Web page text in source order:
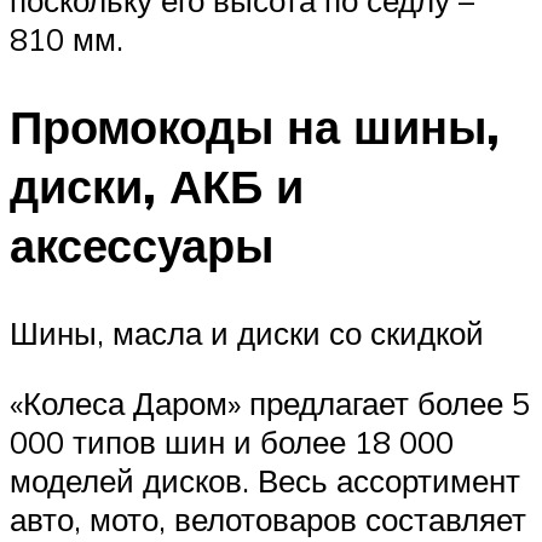
810 мм.
Промокоды на шины,
диски, АКБ и
аксессуары
Шины, масла и диски со скидкой
«Колеса Даром» предлагает более 5
000 типов шин и более 18 000
моделей дисков. Весь ассортимент
авто, мото, велотоваров составляет